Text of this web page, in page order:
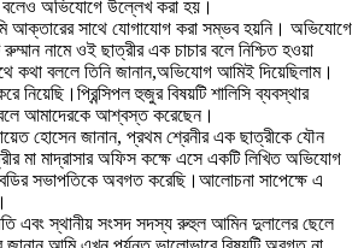
বলেও অভিযোগে উল্লেখ করা হয়।
আক্তারের সাথে যোগাযোগ করা সম্ভব হয়নি। অভিযোগে
নামে ওই ছাত্রীর এক চাচার বলে নিশ্চিত হওয়া
কথা বললে তিনি জানান,অভিযোগ আমিই দিয়েছিলাম।
নিয়েছি।প্রিন্সিপল হুজুর বিষয়টি শালিসি ব্যবস্থার
বলে আমাদেরকে আশ্বস্ত করেছেন।
হোসেন জানান, প্রথম শ্রেনীর এক ছাত্রীকে যৌন
মা মাদ্রাসার অফিস কক্ষে এসে একটি লিখিত অভিযোগ
বডির সভাপতিকে অবগত করেছি।আলোচনা সাপেক্ষে এ
এবং স্থানীয় সংসদ সদস্য রুহুল আমিন দুলালের ছেলে